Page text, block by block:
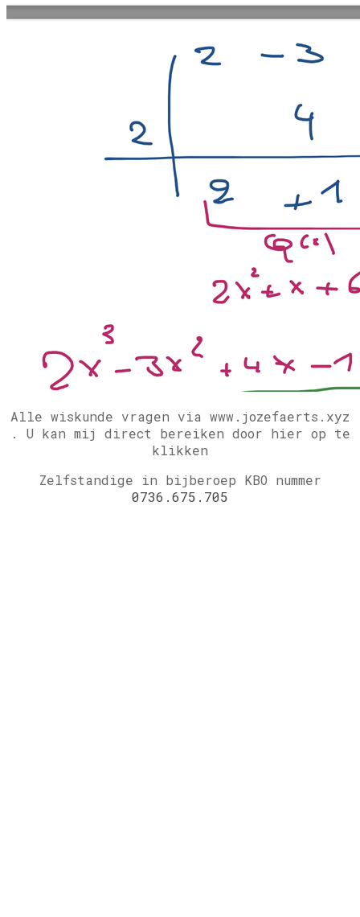
Alle wiskunde vragen via www.jozefaerts.xyz
. U kan mij direct bereiken door hier op te
klikken
Zelfstandige in bijberoep KBO nummer
0736.675.705